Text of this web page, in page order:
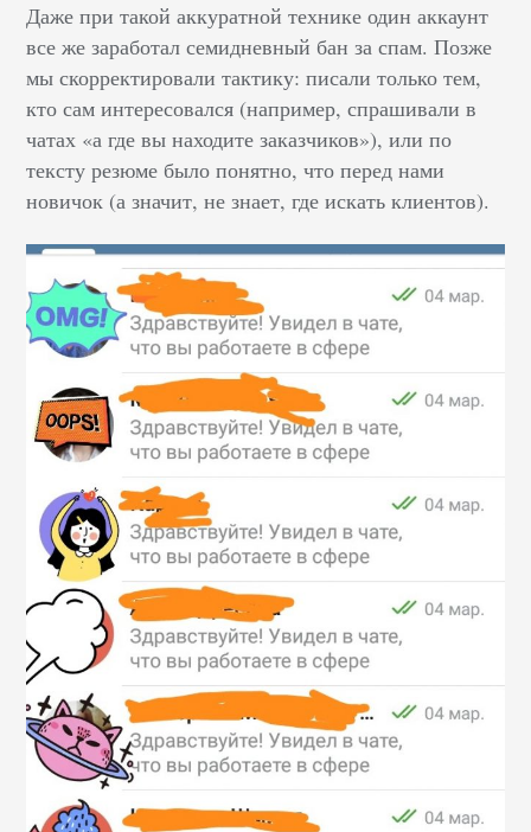
Даже при такой аккуратной технике один аккаунт
все же заработал семидневный бан за спам. Позже
мы скорректировали тактику: писали только тем,
кто сам интересовался (например, спрашивали в
чатах «а где вы находите заказчиков»), или по
тексту резюме было понятно, что перед нами
новичок (а значит, не знает, где искать клиентов).